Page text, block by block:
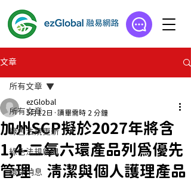
文章
所有文章
綠色法規更新
綠色法規新聞
環保消息
所有文章
加州SCP擬於2027年將含
1,4-二氧六環產品列為優先
管理 清潔與個人護理產品
ezGlobal
5月12日
讀畢需時 2 分鐘